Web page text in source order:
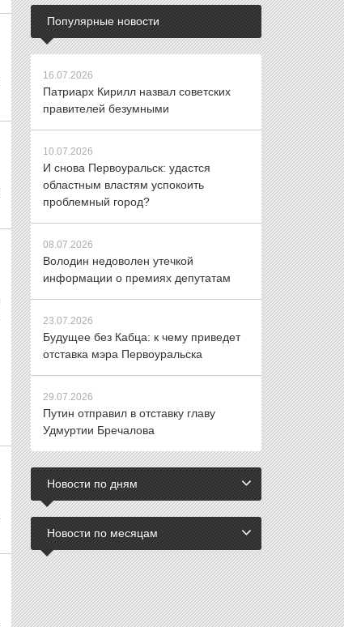
Популярные новости
16.07.2026
Патриарх Кирилл назвал советских
правителей безумными
10.07.2026
И снова Первоуральск: удастся
областным властям успокоить
проблемный город?
08.07.2026
Володин недоволен утечкой
информации о премиях депутатам
23.07.2026
Будущее без Кабца: к чему приведет
отставка мэра Первоуральска
29.07.2026
Путин отправил в отставку главу
Удмуртии Бречалова
Новости по дням
Новости по месяцам